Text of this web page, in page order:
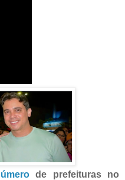
de prefeituras no